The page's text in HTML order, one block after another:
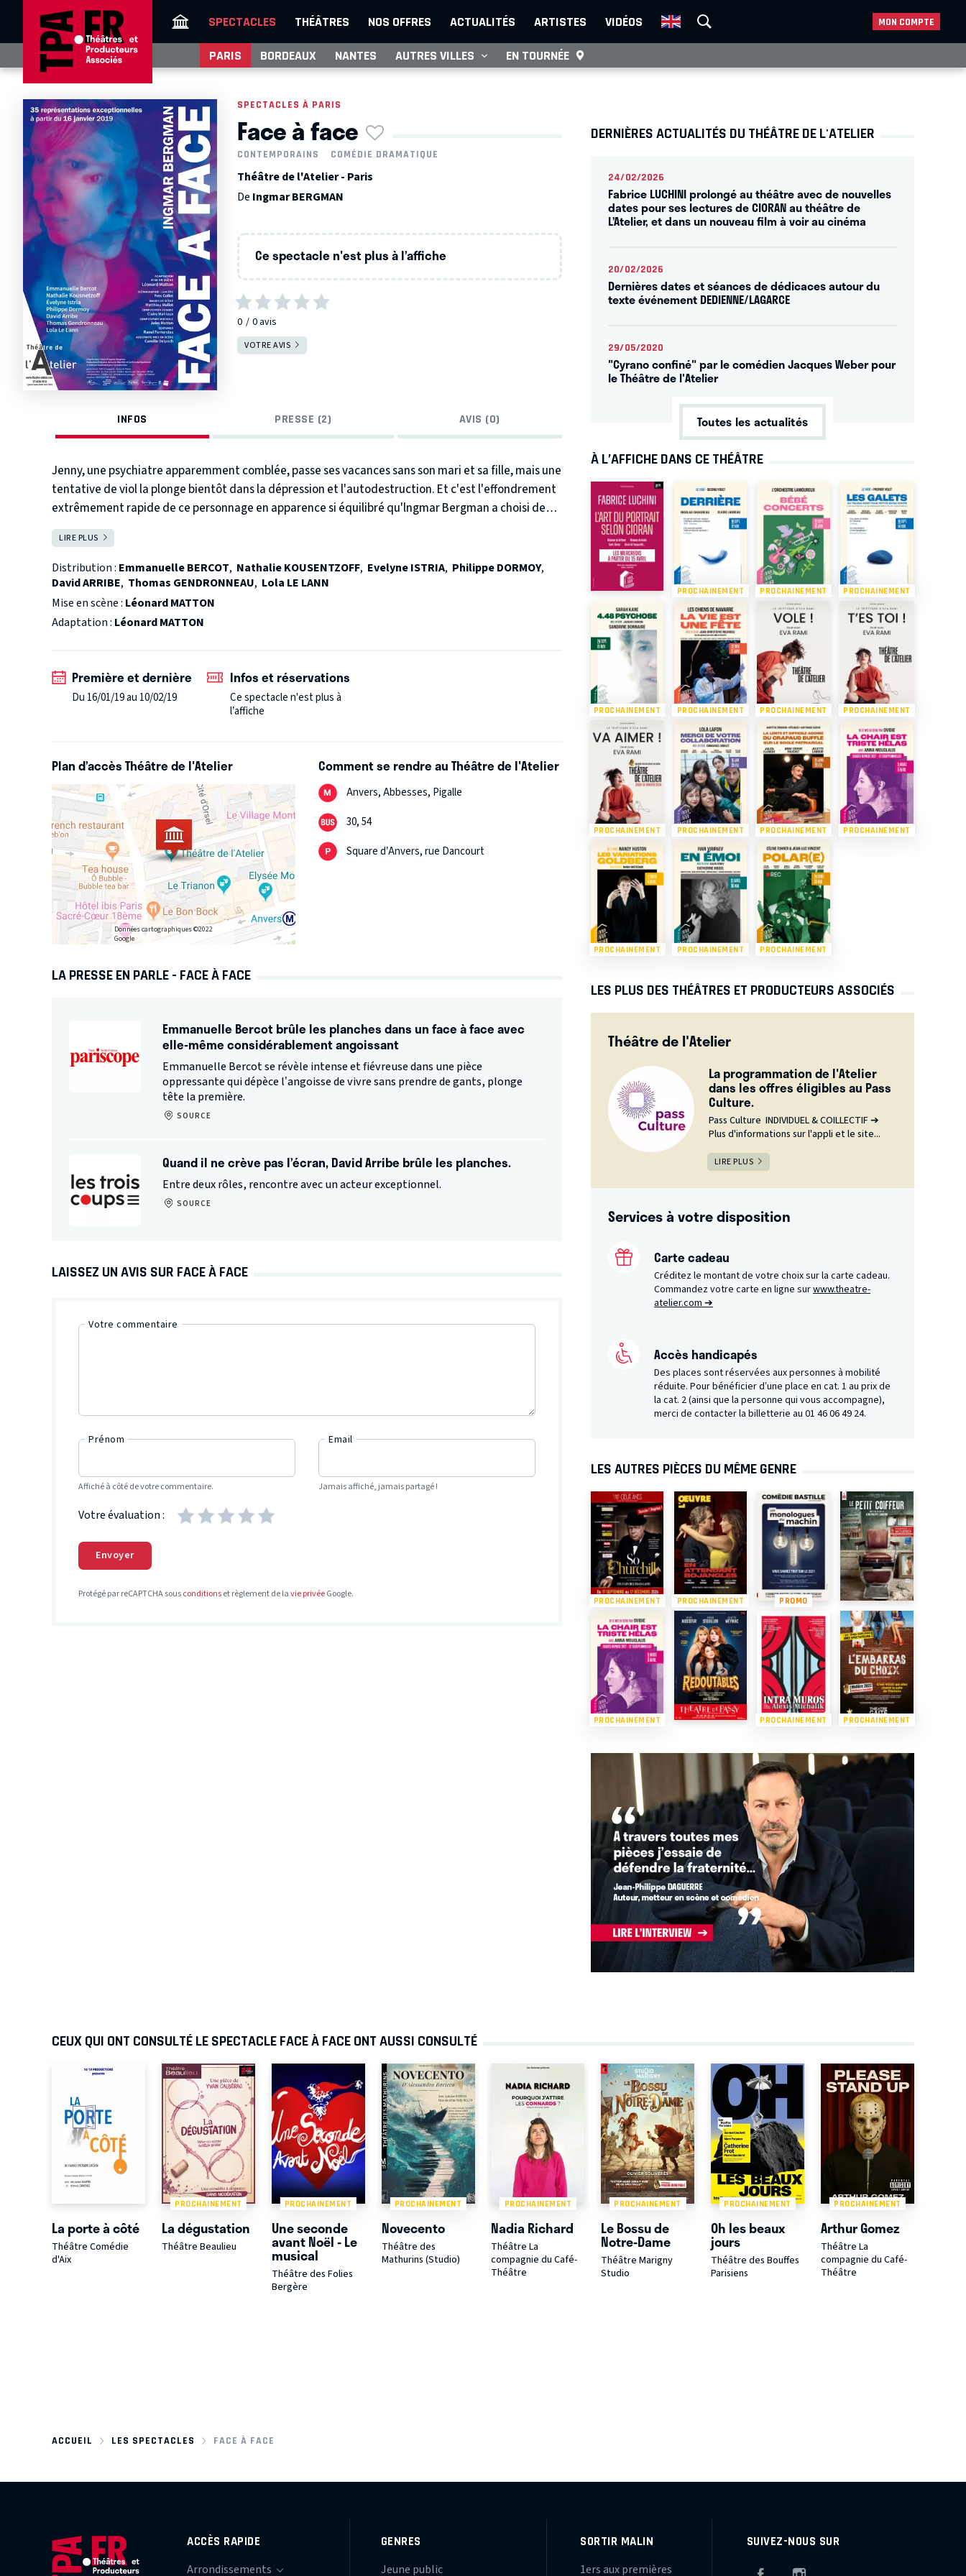
SPECTACLES THÉÂTRES NOS OFFRES ACTUALITÉS ARTISTES VIDÉOS MON COMPTE
PARIS BORDEAUX NANTES AUTRES VILLES EN TOURNÉE
SPECTACLES À PARIS
Face à face
CONTEMPORAINS COMÉDIE DRAMATIQUE
Théâtre de l'Atelier - Paris
De Ingmar BERGMAN
Ce spectacle n'est plus à l’affiche
0 0avis
VOTRE AVIS
INFOS PRESSE (2) AVIS (0)
Jenny, une psychiatre apparemment comblée, passe ses vacances sans son mari et sa fille, mais une
tentative de viol la plonge bientôt dans la dépression et l'autodestruction. Et c'est l'effondrement
extrêmement rapide de ce personnage en apparence si équilibré qu'lngmar Bergman a choisi de
décrire, ainsi que les efforts terribles que Jenny devra effectuer pour se ressaisir.
Le texte comme le film montrent comment le grand réalisateur suédois sait entraîner son lecteur-
spectateur sur ces chemins où les raisons de vivre et celles de mourir se croisent, s'entrecroisent et,
parfois, se confondent.
Emmanuelle Bercot endosse ce rôle à la mesure de son talent.
LIRE PLUS
Distribution : Emmanuelle BERCOT, Nathalie KOUSENTZOFF, Evelyne ISTRIA, Philippe DORMOY,
David ARRIBE, Thomas GENDRONNEAU, Lola LE LANN
Mise en scène : Léonard MATTON
Adaptation : Léonard MATTON
Première et dernière
Du 16/01/19 au 10/02/19
Infos et réservations
Ce spectacle n'est plus à
l’affiche
Plan d’accès Théâtre de l'Atelier
Données cartographiques ©2022
Google
Comment se rendre au Théâtre de l'Atelier
Anvers, Abbesses, Pigalle
30, 54
Square d’Anvers, rue Dancourt
LA PRESSE EN PARLE - FACE À FACE
Emmanuelle Bercot brûle les planches dans un face à face avec
elle-même considérablement angoissant
Emmanuelle Bercot se révèle intense et fiévreuse dans une pièce
oppressante qui dépèce l’angoisse de vivre sans prendre de gants, plonge
tête la première.
SOURCE
Quand il ne crève pas l’écran, David Arribe brûle les planches.
Entre deux rôles, rencontre avec un acteur exceptionnel.
SOURCE
LAISSEZ UN AVIS SUR FACE À FACE
Votre commentaire
Prénom
Affiché à côté de votre commentaire.
Email
Jamais affiché, jamais partagé !
Votre évaluation :
Envoyer
Protégé par reCAPTCHA sousconditionset règlement de lavie privéeGoogle.
DERNIÈRES ACTUALITÉS DU THÉÂTRE DE L'ATELIER
24/02/2026
Fabrice LUCHINI prolongé au théâtre avec de nouvelles
dates pour ses lectures de CIORAN au théâtre de
L’Atelier, et dans un nouveau film à voir au cinéma
20/02/2026
Dernières dates et séances de dédicaces autour du
texte événement DEDIENNE/LAGARCE
29/05/2020
"Cyrano confiné" par le comédien Jacques Weber pour
le Théâtre de l'Atelier
Toutes les actualités
À L’AFFICHE DANS CE THÉÂTRE
PROCHAINEMENT PROCHAINEMENT PROCHAINEMENT
PROCHAINEMENT PROCHAINEMENT PROCHAINEMENT PROCHAINEMENT
PROCHAINEMENT PROCHAINEMENT PROCHAINEMENT PROCHAINEMENT
PROCHAINEMENT PROCHAINEMENT PROCHAINEMENT
LES PLUS DES THÉÂTRES ET PRODUCTEURS ASSOCIÉS
Théâtre de l'Atelier
La programmation de l'Atelier
dans les offres éligibles au Pass
Culture.
Pass Culture INDIVIDUEL & COILLECTIF ➔
Plus d'informations sur l'appli et le site...
LIRE PLUS
Services à votre disposition
Carte cadeau
Créditez le montant de votre choix sur la carte cadeau.
Commandez votre carte en ligne surwww.theatre-
atelier.com ➔
Accès handicapés
Des places sont réservées aux personnes à mobilité
réduite. Pour bénéficier d’une place en cat. 1 au prix de
la cat. 2 (ainsi que la personne qui vous accompagne),
merci de contacter la billetterie au 01 46 06 49 24.
LES AUTRES PIÈCES DU MÊME GENRE
PROCHAINEMENT PROCHAINEMENT PROMO
PROCHAINEMENT PROCHAINEMENT PROCHAINEMENT
CEUX QUI ONT CONSULTÉ LE SPECTACLE FACE À FACE ONT AUSSI CONSULTÉ
La porte à côté
Théâtre Comédie
d'Aix
PROCHAINEMENT
La dégustation
Théâtre Beaulieu
PROCHAINEMENT
Une seconde
avant Noël - Le
musical
Théâtre des Folies
Bergère
PROCHAINEMENT
Novecento
Théâtre des
Mathurins (Studio)
PROCHAINEMENT
Nadia Richard
Théâtre La
compagnie du Café-
Théâtre
PROCHAINEMENT
Le Bossu de
Notre-Dame
Théâtre Marigny
Studio
PROCHAINEMENT
Oh les beaux
jours
Théâtre des Bouffes
Parisiens
PROCHAINEMENT
Arthur Gomez
Théâtre La
compagnie du Café-
Théâtre
ACCUEIL LES SPECTACLES FACE À FACE
ACCÈS RAPIDE GENRES
Jeune public
SORTIR MALIN
1ers aux premières
SUIVEZ-NOUS SUR
Facebook